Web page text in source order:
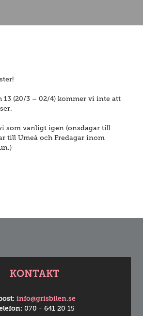
13 (20/3 – 02/4) kommer vi inte att
som vanligt igen (onsdagar till
till Umeå och Fredagar inom
KONTAKT
info@grisbilen.se
070 - 641 20 15